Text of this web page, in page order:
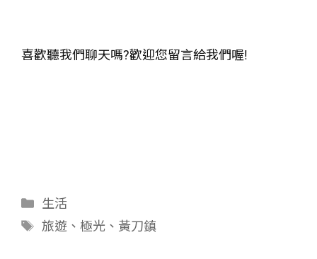
喜歡聽我們聊天嗎?歡迎您留言給我們喔!
分
類
生活
標
旅遊、 極光 、 黃刀鎮